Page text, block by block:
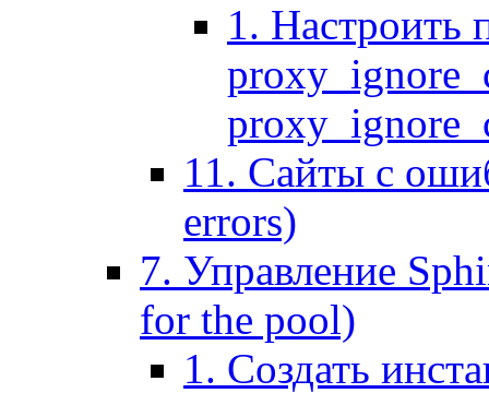
1. Настроить
11. Сайты с
errors)
7. Управление
for the pool)
1. Создать